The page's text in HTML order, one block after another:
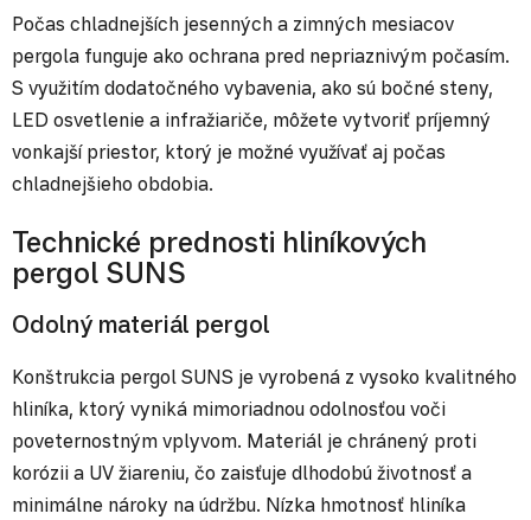
Počas chladnejších jesenných a zimných mesiacov
pergola funguje ako ochrana pred nepriaznivým počasím.
S využitím dodatočného vybavenia, ako sú bočné steny,
LED osvetlenie a infražiariče, môžete vytvoriť príjemný
vonkajší priestor, ktorý je možné využívať aj počas
chladnejšieho obdobia.
Technické prednosti hliníkových
pergol SUNS
Odolný materiál pergol
Konštrukcia pergol SUNS je vyrobená z vysoko kvalitného
hliníka, ktorý vyniká mimoriadnou odolnosťou voči
poveternostným vplyvom. Materiál je chránený proti
korózii a UV žiareniu, čo zaisťuje dlhodobú životnosť a
minimálne nároky na údržbu. Nízka hmotnosť hliníka